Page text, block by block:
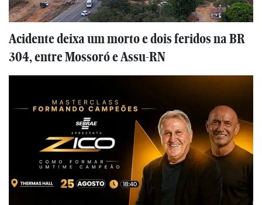
Acidente deixa um morto e dois feridos na BR
304, entre Mossoró e Assu-RN